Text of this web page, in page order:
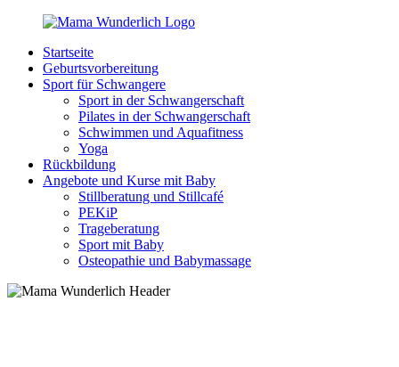
Zurück
Inhalt
MamaWunderlich.de
Mutti
sein
wunderbar!
Startseite
Geburtsvorbereitung
Sport für Schwangere
Sport in der Schwangerschaft
Pilates in der Schwangerschaft
Schwimmen und Aquafitness
Yoga
Rückbildung
Angebote und Kurse mit Baby
Stillberatung und Stillcafé
PEKiP
Trageberatung
Sport mit Baby
Osteopathie und Babymassage